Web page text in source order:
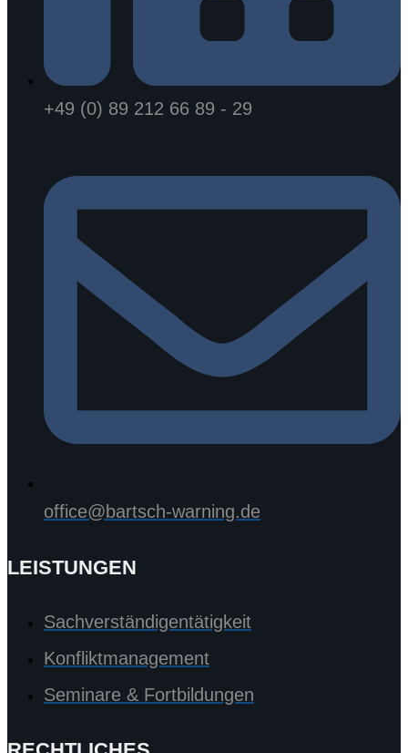
+49 (0) 89 212 66 89 - 29
office@bartsch-warning.de
LEISTUNGEN
Sachverständigentätigkeit
Konfliktmanagement
Seminare & Fortbildungen